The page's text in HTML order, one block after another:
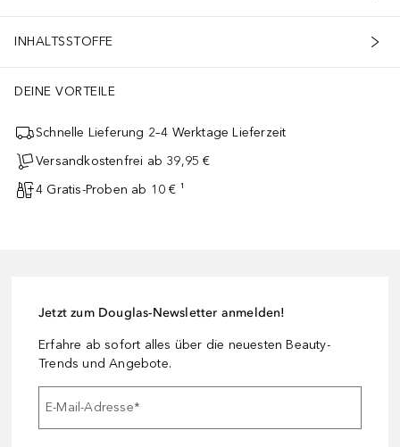
INHALTSSTOFFE
DEINE VORTEILE
Schnelle Lieferung 2–4 Werktage Lieferzeit
Versandkostenfrei ab 39,95 €
4 Gratis-Proben ab 10 € ¹
Jetzt zum Douglas-Newsletter anmelden!
Erfahre ab sofort alles über die neuesten Beauty-
Trends und Angebote.
E-Mail-Adresse*